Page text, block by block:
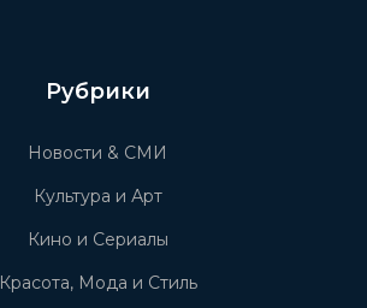
Рубрики
Новости & СМИ
Культура и Арт
Кино и Сериалы
Красота, Мода и Стиль